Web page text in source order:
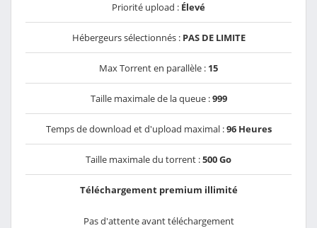
Priorité upload : Élevé
Hébergeurs sélectionnés : PAS DE LIMITE
Max Torrent en parallèle : 15
Taille maximale de la queue :999
Temps de download et d'upload maximal :96 Heures
Taille maximale du torrent :500 Go
Téléchargement premium illimité
Pas d'attente avant téléchargement